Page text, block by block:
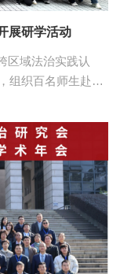
展研学活动
区域法治实践认
组织百名师生赴香
港法律历史，晚上
师生聆听讲解，
港高等法院，同学
法治实践，加深了
专业跨区域交流